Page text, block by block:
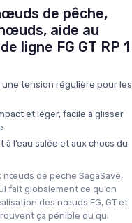
de pêche,
aide au
ligne FG GT RP 1
tension régulière pour les
et léger, facile à glisser
à l’eau salée et aux chocs du
nœuds de pêche SagaSave,
fait globalement ce qu’on
des nœuds FG, GT et
ça pénible ou qui